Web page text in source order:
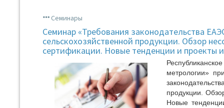
Семинары
Семинар «Требования законодательства
сельскохозяйственной продукции. Обзор
сертификации. Новые тенденции и проекты
метрологии»
продукции.
Новые